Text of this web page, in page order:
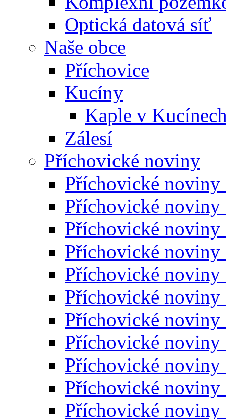
Optická datová síť
Naše obce
Příchovice
Kucíny
Kaple v
Zálesí
Příchovické noviny
Příchovické noviny
Příchovické noviny
Příchovické noviny
Příchovické noviny
Příchovické noviny
Příchovické noviny
Příchovické noviny
Příchovické noviny
Příchovické noviny
Příchovické noviny
Příchovické noviny